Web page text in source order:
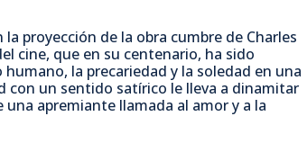
r
proyección de la obra cumbre de Charles
cine, que en su centenario, ha sido
la precariedad y la soledad en una
con un sentido satírico le lleva a dinamitar
apremiante llamada al amor y a la